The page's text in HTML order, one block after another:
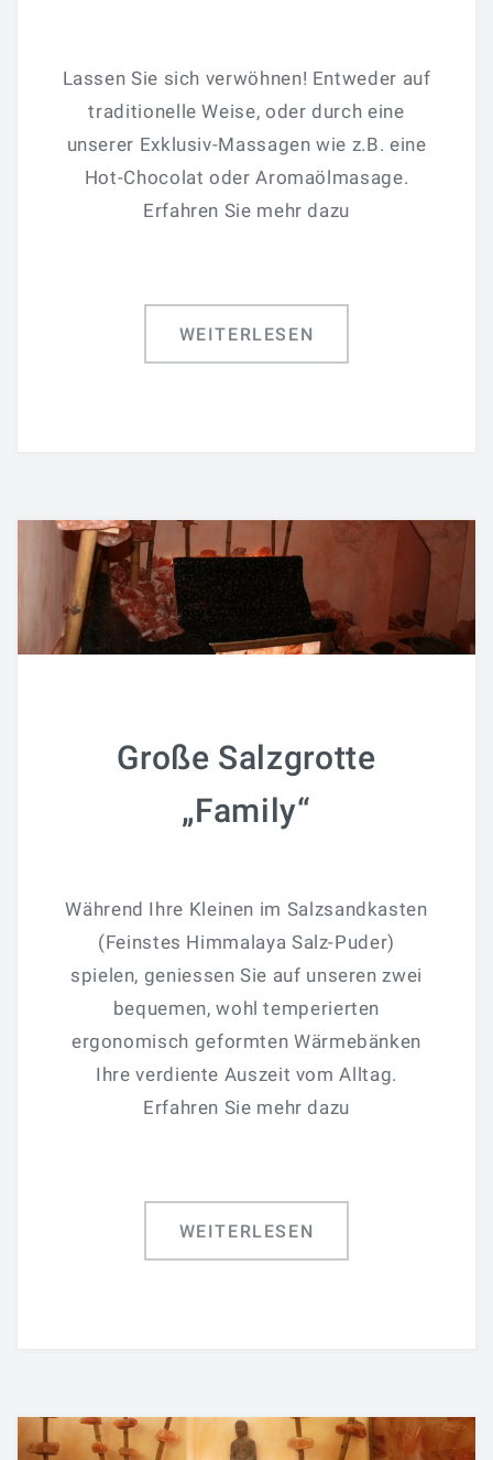
Lassen Sie sich verwöhnen! Entweder auf
traditionelle Weise, oder durch eine
unserer Exklusiv-Massagen wie z.B. eine
Hot-Chocolat oder Aromaölmasage.
Erfahren Sie mehr dazu
WEITERLESEN
Große Salzgrotte
„Family“
Während Ihre Kleinen im Salzsandkasten
(Feinstes Himmalaya Salz-Puder)
spielen, geniessen Sie auf unseren zwei
bequemen, wohl temperierten
ergonomisch geformten Wärmebänken
Ihre verdiente Auszeit vom Alltag.
Erfahren Sie mehr dazu
WEITERLESEN